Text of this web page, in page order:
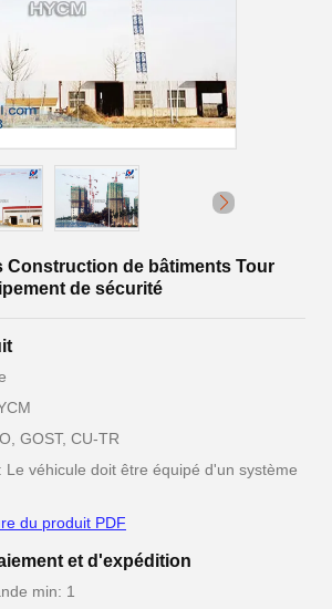
Construction de bâtiments Tour
de sécurité
GOST, CU-TR
Le véhicule doit être équipé d'un système
du produit PDF
et d'expédition
min: 1